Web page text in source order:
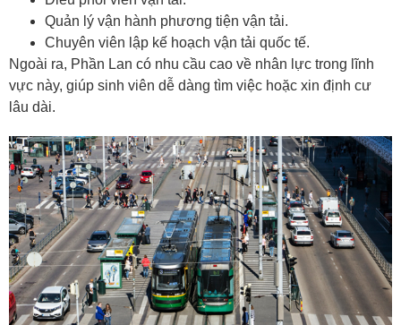
Quản lý vận hành phương tiện vận tải.
Chuyên viên lập kế hoạch vận tải quốc tế.
Ngoài ra, Phần Lan có nhu cầu cao về nhân lực trong lĩnh
vực này, giúp sinh viên dễ dàng tìm việc hoặc xin định cư
lâu dài.